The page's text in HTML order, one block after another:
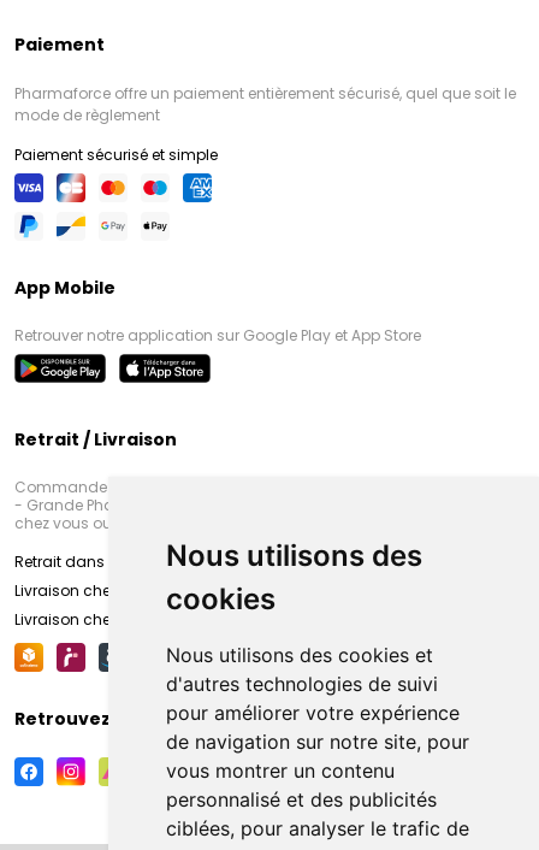
Nous utilisons des
cookies
Nous utilisons des cookies et
d'autres technologies de suivi
pour améliorer votre expérience
de navigation sur notre site, pour
vous montrer un contenu
personnalisé et des publicités
ciblées, pour analyser le trafic de
Paiement
Pharmaforce offre un paiement entièrement sécurisé, quel que soit le
mode de règlement
Paiement sécurisé et simple
App Mobile
Retrouver notre application sur Google Play et App Store
Retrait / Livraison
Commandez en ligne et venez chercher votre commande à Amiens
- Grande Pharmacie d’Amiens (Fachon) ou recevez-là rapidement
chez vous ou en point retrait
Retrait dans la pharmacie d’Amiens
Livraison chez vous
Livraison chez votre commerçant
Retrouvez-nous sur vos réseaux sociaux